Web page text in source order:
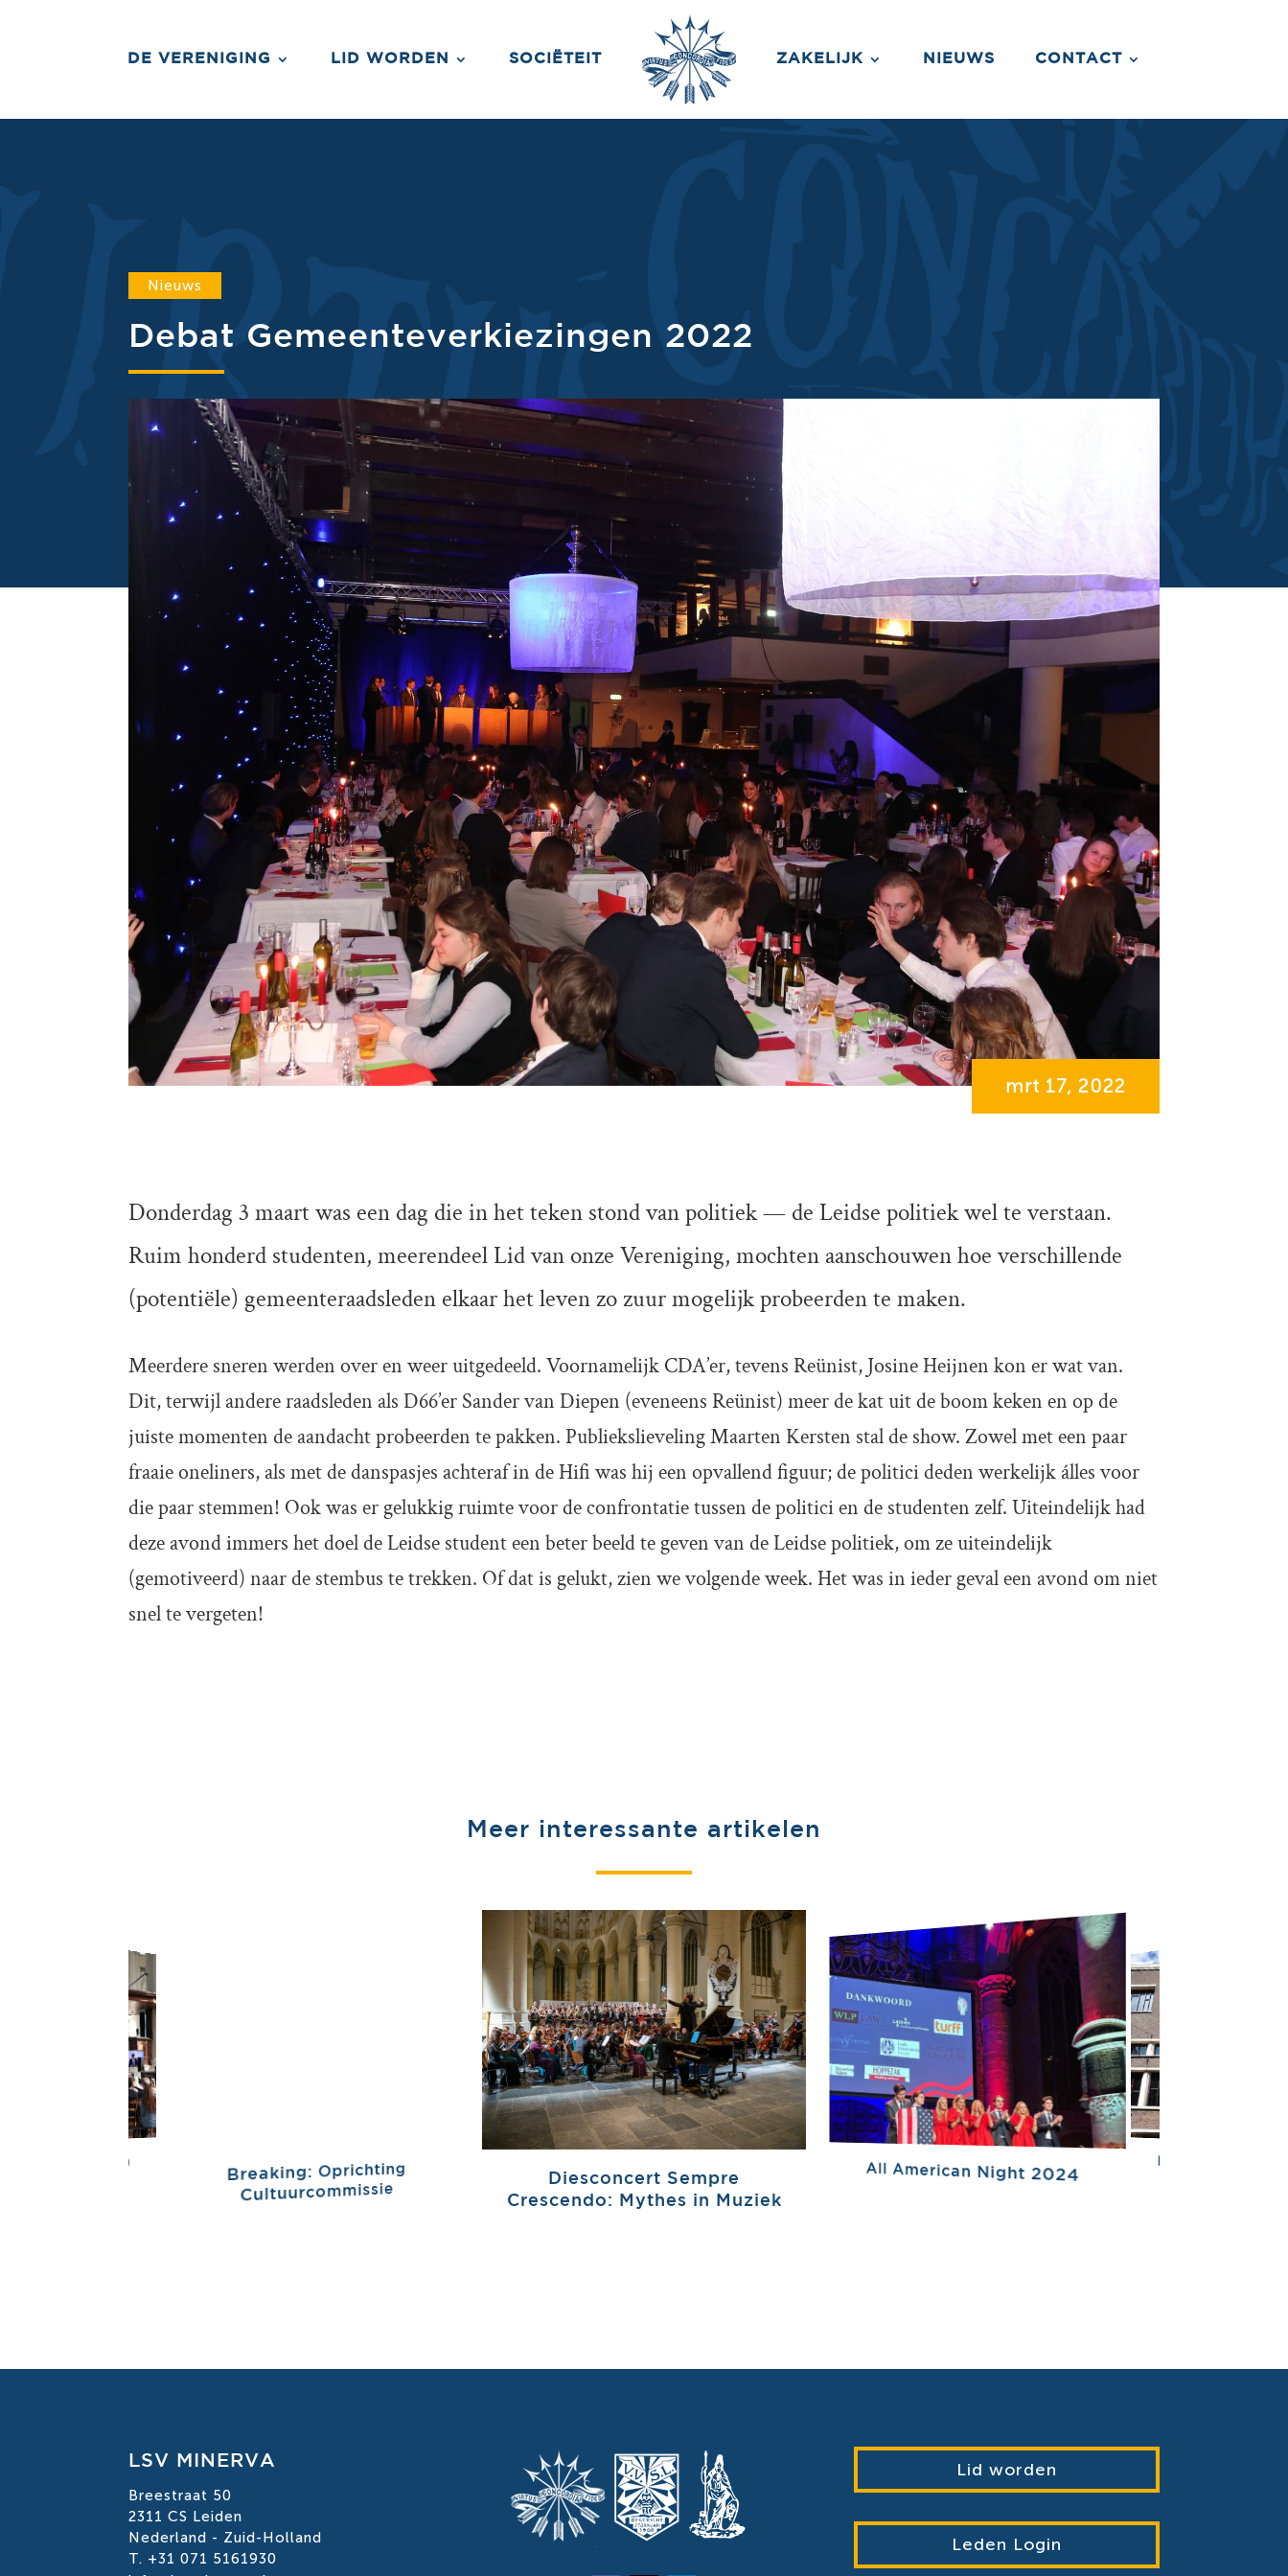
DE VERENIGING LID WORDEN SOCIËTEIT ZAKELIJK NIEUWS CONTACT
Nieuws
Debat Gemeenteverkiezingen 2022
mrt 17, 2022
Donderdag 3 maart was een dag die in het teken stond van politiek — de Leidse politiek wel te verstaan.
Ruim honderd studenten, meerendeel Lid van onze Vereniging, mochten aanschouwen hoe verschillende
(potentiële) gemeenteraadsleden elkaar het leven zo zuur mogelijk probeerden te maken.
Meerdere sneren werden over en weer uitgedeeld. Voornamelijk CDA’er, tevens Reünist, Josine Heijnen kon er wat van.
Dit, terwijl andere raadsleden als D66’er Sander van Diepen (eveneens Reünist) meer de kat uit de boom keken en op de
juiste momenten de aandacht probeerden te pakken. Publiekslieveling Maarten Kersten stal de show. Zowel met een paar
fraaie oneliners, als met de danspasjes achteraf in de Hifi was hij een opvallend figuur; de politici deden werkelijk álles voor
die paar stemmen! Ook was er gelukkig ruimte voor de confrontatie tussen de politici en de studenten zelf. Uiteindelijk had
deze avond immers het doel de Leidse student een beter beeld te geven van de Leidse politiek, om ze uiteindelijk
(gemotiveerd) naar de stembus te trekken. Of dat is gelukt, zien we volgende week. Het was in ieder geval een avond om niet
snel te vergeten!
Meer interessante artikelen
Symposium Breaking: Oprichting
Cultuurcommissie
Diesconcert Sempre
Crescendo: Mythes in Muziek
All American Night 2024 Leidenarenborrel
LSV MINERVA
Breestraat 50
2311 CS Leiden
Nederland - Zuid-Holland
T. +31 071 5161930
Lid worden
Leden Login